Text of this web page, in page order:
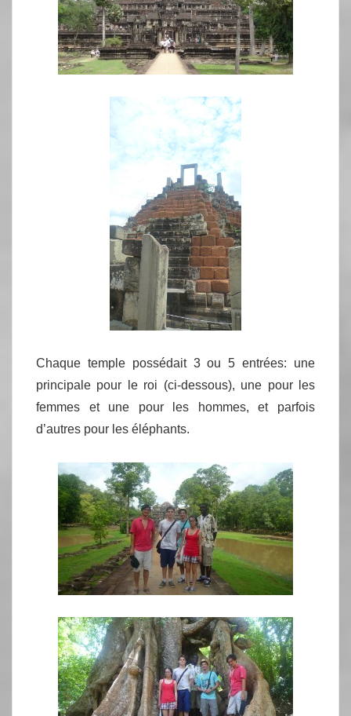
Chaque temple possédait 3 ou 5 entrées: une
principale pour le roi (ci-dessous), une pour les
femmes et une pour les hommes, et parfois
d’autres pour les éléphants.